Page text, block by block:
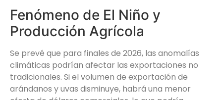
Fenómeno de El Niño y
Producción Agrícola
Se prevé que para finales de 2026, las anomalías
climáticas podrían afectar las exportaciones no
tradicionales. Si el volumen de exportación de
arándanos y uvas disminuye, habrá una menor